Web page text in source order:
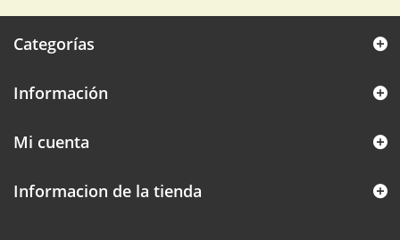
Categorías
Información
Mi cuenta
Informacion de la tienda